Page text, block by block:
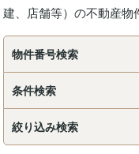
建、店舗等）の不動産物
物件番号検索
条件検索
絞り込み検索